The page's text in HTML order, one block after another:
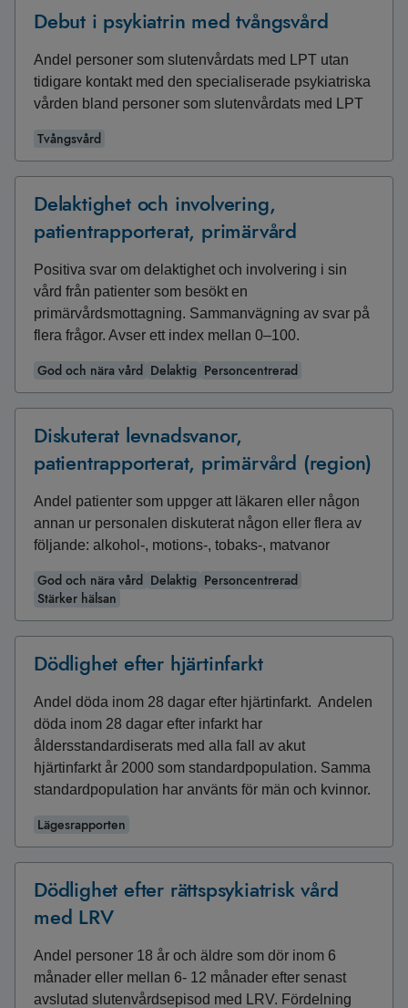
Debut i psykiatrin med tvångsvård
Andel personer som slutenvårdats med LPT utan
tidigare kontakt med den specialiserade psykiatriska
vården bland personer som slutenvårdats med LPT
Tvångsvård
Delaktighet och involvering,
patientrapporterat, primärvård
Positiva svar om delaktighet och involvering i sin
vård från patienter som besökt en
primärvårdsmottagning. Sammanvägning av svar på
flera frågor. Avser ett index mellan 0–100.
God och nära vård Delaktig Personcentrerad
Diskuterat levnadsvanor,
patientrapporterat, primärvård (region)
Andel patienter som uppger att läkaren eller någon
annan ur personalen diskuterat någon eller flera av
följande: alkohol-, motions-, tobaks-, matvanor
God och nära vård Delaktig Personcentrerad
Stärker hälsan
Dödlighet efter hjärtinfarkt
Andel döda inom 28 dagar efter hjärtinfarkt. Andelen
döda inom 28 dagar efter infarkt har
åldersstandardiserats med alla fall av akut
hjärtinfarkt år 2000 som standardpopulation. Samma
standardpopulation har använts för män och kvinnor.
Lägesrapporten
Dödlighet efter rättspsykiatrisk vård
med LRV
Andel personer 18 år och äldre som dör inom 6
månader eller mellan 6- 12 månader efter senast
avslutad slutenvårdsepisod med LRV. Fördelning